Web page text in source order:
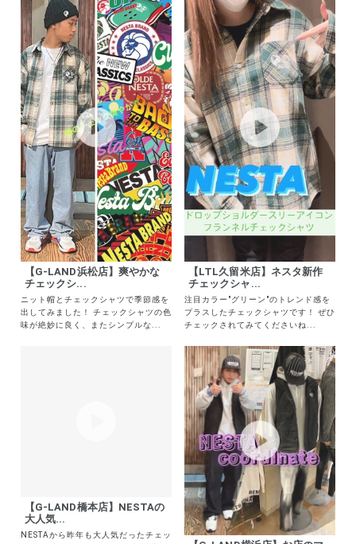
【G-LAND浜松店】爽やかな
チェックシ...
ニット帽とチェックシャツで季節感を
出してみました！ チェックシャツの色
味が絶妙に良く、またシンプルな...
【LTL久留米店】ネスタ新作
チェックシャ...
注目カラー"グリーン"のトレンド感を
プラスしたチェックシャツです！ ぜひ
チェックされてみてくださいね...